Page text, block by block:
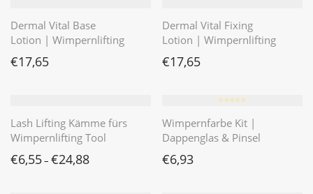
Dermal Vital Base
Lotion | Wimpernlifting
€17,65
Dermal Vital Fixing
Lotion | Wimpernlifting
€17,65
Lash Lifting Kämme fürs
Wimpernlifting Tool
€6,55– €24,88
⭐️⭐️⭐️⭐️⭐️
Wimpernfarbe Kit |
Dappenglas & Pinsel
€6,93